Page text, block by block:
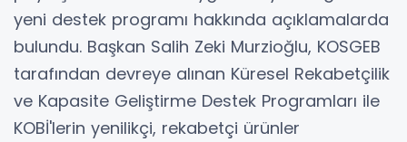
yeni destek programı hakkında açıklamalarda
bulundu. Başkan Salih Zeki Murzioğlu, KOSGEB
tarafından devreye alınan Küresel Rekabetçilik
ve Kapasite Geliştirme Destek Programları ile
KOBİ'lerin yenilikçi, rekabetçi ürünler